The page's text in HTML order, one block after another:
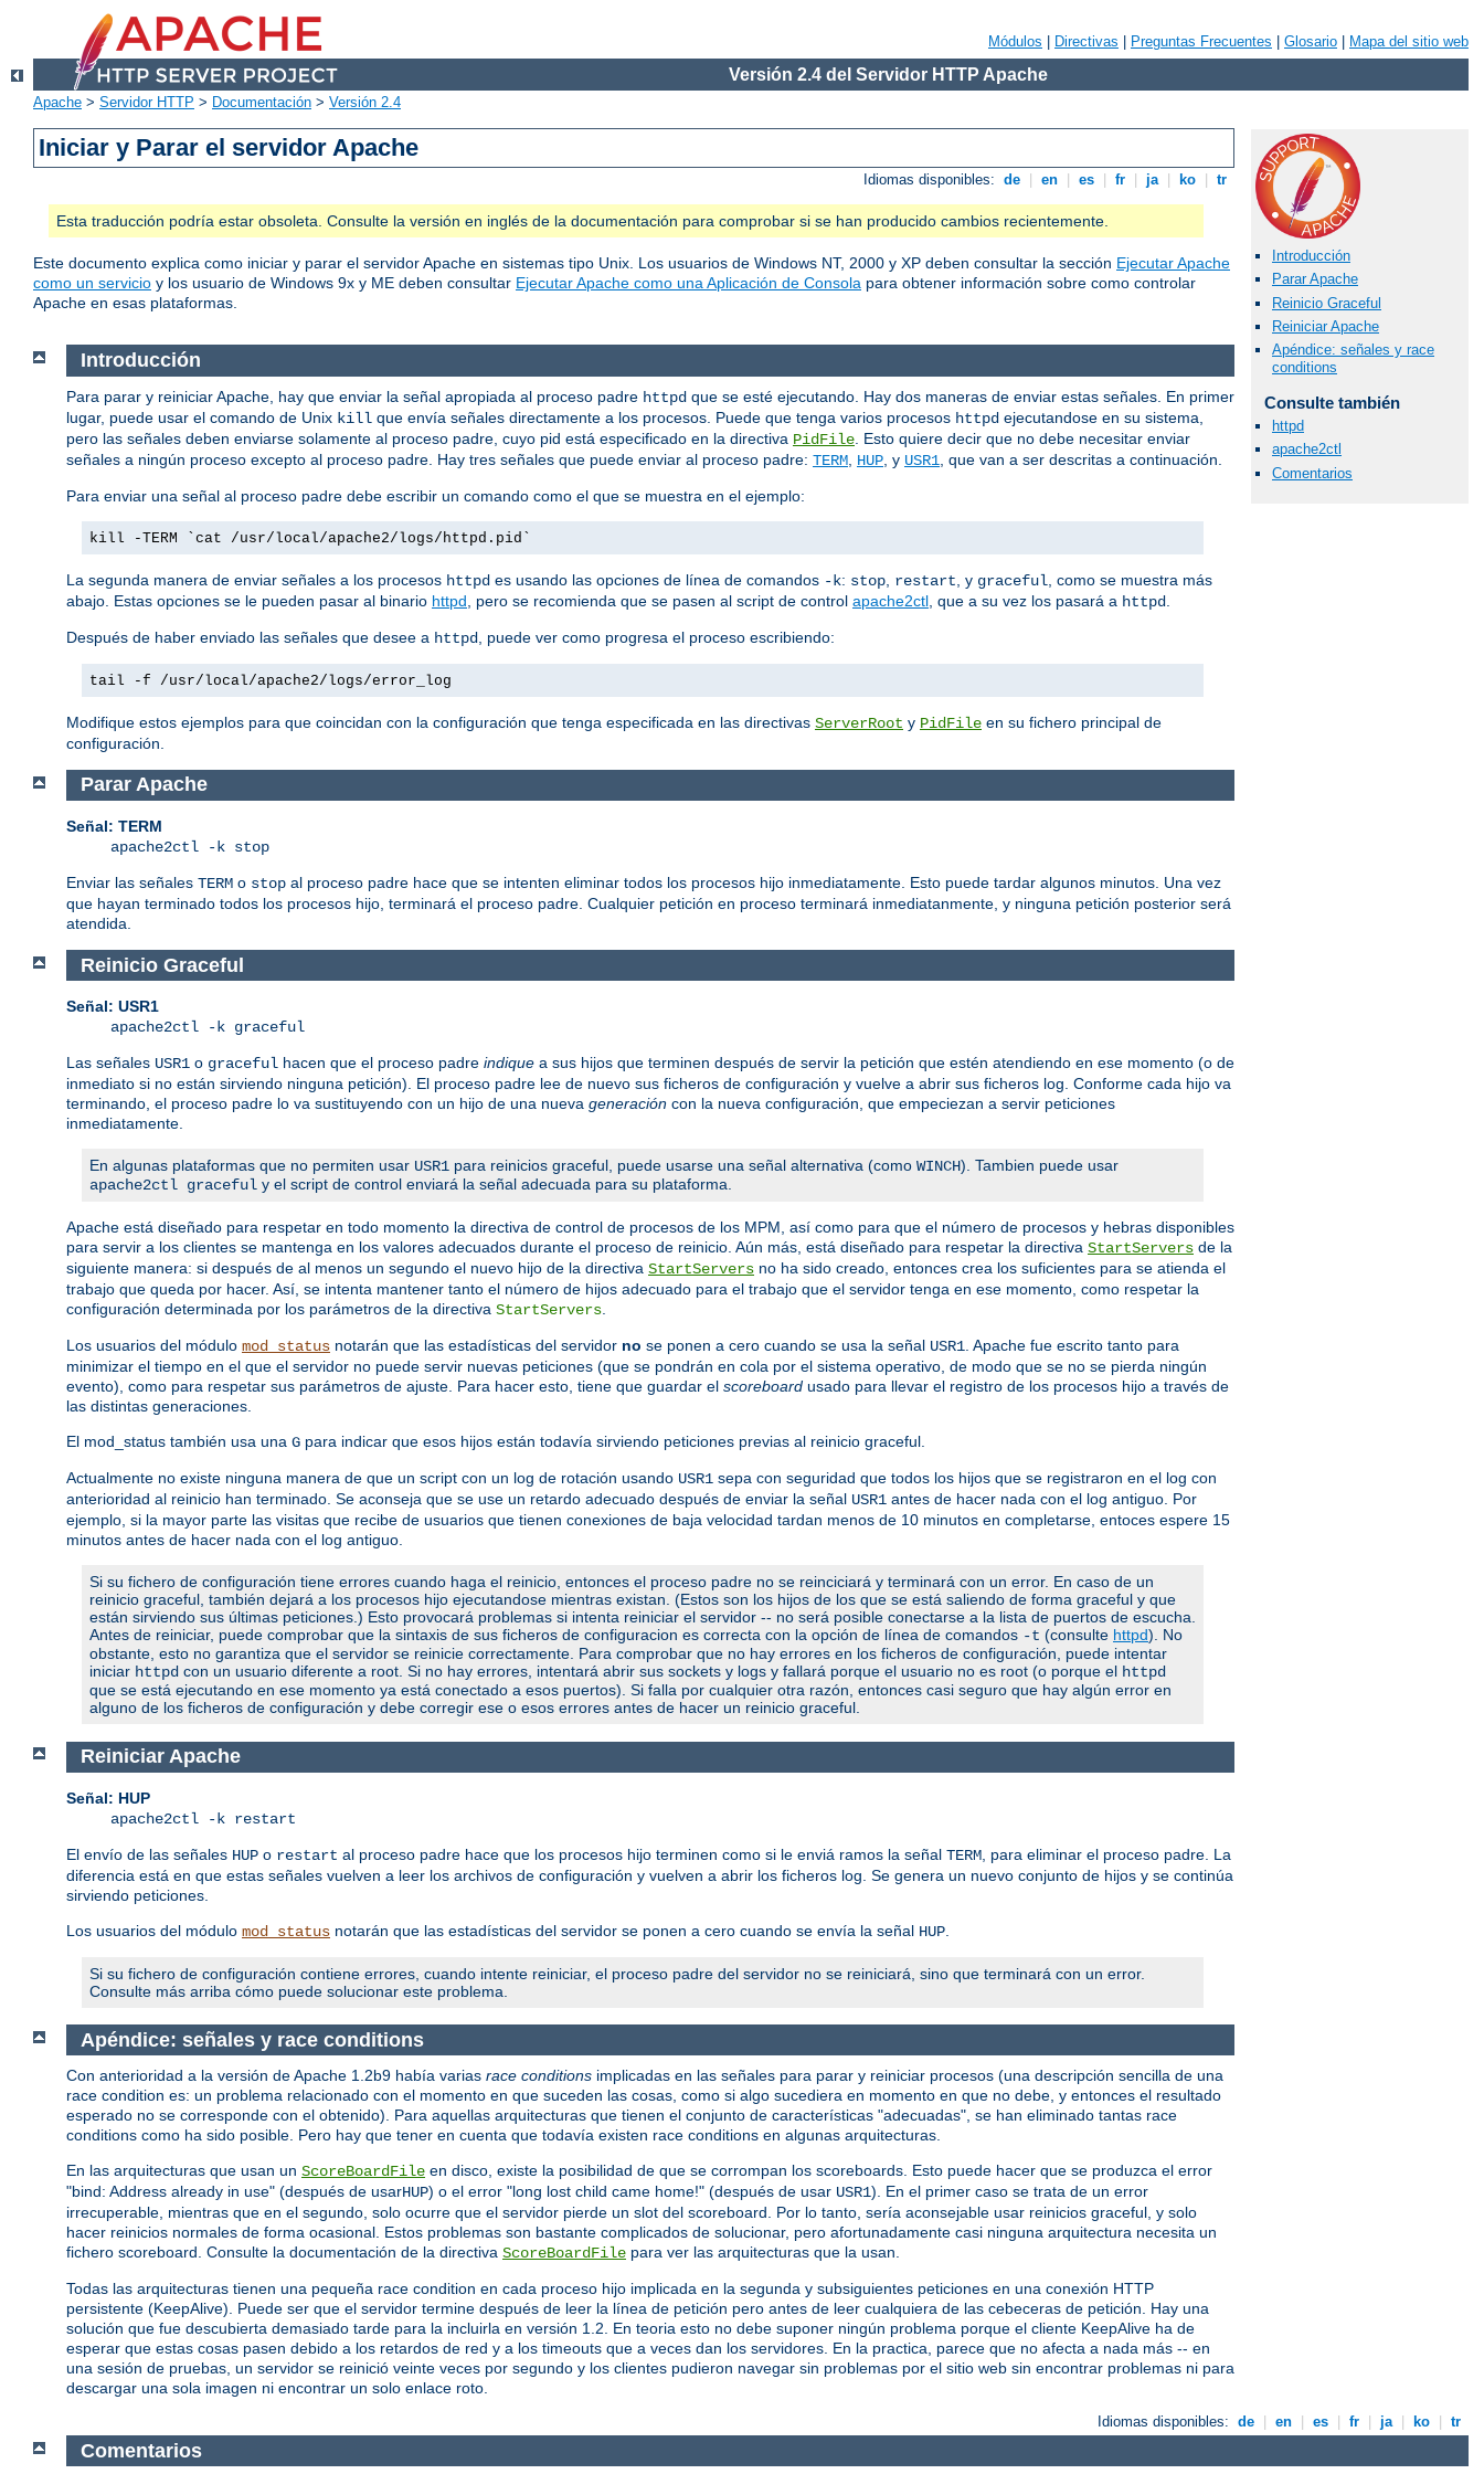
Módulos Directivas Preguntas Frecuentes Glosario Mapa del sitio web
Versión 2.4 del Servidor HTTP Apache
Apache > Servidor HTTP > Documentación > Versión 2.4
Iniciar y Parar el servidor Apache
Idiomas disponibles: de en es fr ja ko tr
Esta traducción podría estar obsoleta. Consulte la versión en inglés de la documentación para comprobar si se han producido cambios recientemente.
Este documento explica como iniciar y parar el servidor Apache en sistemas tipo Unix. Los usuarios de Windows NT, 2000 y XP deben consultar la sección Ejecutar Apache
como un servicio y los usuario de Windows 9x y ME deben consultar Ejecutar Apache como una Aplicación de Consola para obtener información sobre como controlar
Apache en esas plataformas.
Introducción
Parar Apache
Reinicio Graceful
Reiniciar Apache
Apéndice: señales y race
conditions
Consulte también
httpd
apache2ctl
Comentarios
Introducción
Para parar y reiniciar Apache, hay que enviar la señal apropiada al proceso padre httpd que se esté ejecutando. Hay dos maneras de enviar estas señales. En primer
lugar, puede usar el comando de Unix kill que envía señales directamente a los procesos. Puede que tenga varios procesos httpd ejecutandose en su sistema,
pero las señales deben enviarse solamente al proceso padre, cuyo pid está especificado en la directiva PidFile . Esto quiere decir que no debe necesitar enviar
señales a ningún proceso excepto al proceso padre. Hay tres señales que puede enviar al proceso padre: TERM HUP , y USR1 , que van a ser descritas a continuación.
Para enviar una señal al proceso padre debe escribir un comando como el que se muestra en el ejemplo:
kill -TERM `cat /usr/local/apache2/logs/httpd.pid`
La segunda manera de enviar señales a los procesos httpd es usando las opciones de línea de comandos -k: stop restart , y graceful , como se muestra más
abajo. Estas opciones se le pueden pasar al binario httpd , pero se recomienda que se pasen al script de control apache2ctl , que a su vez los pasará a httpd
Después de haber enviado las señales que desee a httpd , puede ver como progresa el proceso escribiendo:
tail -f /usr/local/apache2/logs/error_log
Modifique estos ejemplos para que coincidan con la configuración que tenga especificada en las directivas ServerRoot y PidFile en su fichero principal de
configuración.
Parar Apache
Señal: TERM
apache2ctl -k stop
Enviar las señales TERM o stop al proceso padre hace que se intenten eliminar todos los procesos hijo inmediatamente. Esto puede tardar algunos minutos. Una vez
que hayan terminado todos los procesos hijo, terminará el proceso padre. Cualquier petición en proceso terminará inmediatanmente, y ninguna petición posterior será
atendida.
Reinicio Graceful
Señal: USR1
apache2ctl -k graceful
Las señales USR1 o graceful hacen que el proceso padre indique a sus hijos que terminen después de servir la petición que estén atendiendo en ese momento (o de
inmediato si no están sirviendo ninguna petición). El proceso padre lee de nuevo sus ficheros de configuración y vuelve a abrir sus ficheros log. Conforme cada hijo va
terminando, el proceso padre lo va sustituyendo con un hijo de una nueva generación con la nueva configuración, que empeciezan a servir peticiones
inmediatamente.
En algunas plataformas que no permiten usar USR1 para reinicios graceful, puede usarse una señal alternativa (como WINCH). Tambien puede usar
apache2ctl graceful y el script de control enviará la señal adecuada para su plataforma.
Apache está diseñado para respetar en todo momento la directiva de control de procesos de los MPM, así como para que el número de procesos y hebras disponibles
para servir a los clientes se mantenga en los valores adecuados durante el proceso de reinicio. Aún más, está diseñado para respetar la directiva StartServers de la
siguiente manera: si después de al menos un segundo el nuevo hijo de la directiva StartServers no ha sido creado, entonces crea los suficientes para se atienda el
trabajo que queda por hacer. Así, se intenta mantener tanto el número de hijos adecuado para el trabajo que el servidor tenga en ese momento, como respetar la
configuración determinada por los parámetros de la directiva StartServers.
Los usuarios del módulo mod_status notarán que las estadísticas del servidor no se ponen a cero cuando se usa la señal USR1. Apache fue escrito tanto para
minimizar el tiempo en el que el servidor no puede servir nuevas peticiones (que se pondrán en cola por el sistema operativo, de modo que se no se pierda ningún
evento), como para respetar sus parámetros de ajuste. Para hacer esto, tiene que guardar el scoreboard usado para llevar el registro de los procesos hijo a través de
las distintas generaciones.
El mod_status también usa una G para indicar que esos hijos están todavía sirviendo peticiones previas al reinicio graceful.
Actualmente no existe ninguna manera de que un script con un log de rotación usando USR1 sepa con seguridad que todos los hijos que se registraron en el log con
anterioridad al reinicio han terminado. Se aconseja que se use un retardo adecuado después de enviar la señal USR1 antes de hacer nada con el log antiguo. Por
ejemplo, si la mayor parte las visitas que recibe de usuarios que tienen conexiones de baja velocidad tardan menos de 10 minutos en completarse, entoces espere 15
minutos antes de hacer nada con el log antiguo.
Si su fichero de configuración tiene errores cuando haga el reinicio, entonces el proceso padre no se reinciciará y terminará con un error. En caso de un
reinicio graceful, también dejará a los procesos hijo ejecutandose mientras existan. (Estos son los hijos de los que se está saliendo de forma graceful y que
están sirviendo sus últimas peticiones.) Esto provocará problemas si intenta reiniciar el servidor -- no será posible conectarse a la lista de puertos de escucha.
Antes de reiniciar, puede comprobar que la sintaxis de sus ficheros de configuracion es correcta con la opción de línea de comandos -t (consulte httpd). No
obstante, esto no garantiza que el servidor se reinicie correctamente. Para comprobar que no hay errores en los ficheros de configuración, puede intentar
iniciar httpd con un usuario diferente a root. Si no hay errores, intentará abrir sus sockets y logs y fallará porque el usuario no es root (o porque el httpd
que se está ejecutando en ese momento ya está conectado a esos puertos). Si falla por cualquier otra razón, entonces casi seguro que hay algún error en
alguno de los ficheros de configuración y debe corregir ese o esos errores antes de hacer un reinicio graceful.
Reiniciar Apache
Señal: HUP
apache2ctl -k restart
El envío de las señales HUP o restart al proceso padre hace que los procesos hijo terminen como si le enviá ramos la señal TERM , para eliminar el proceso padre. La
diferencia está en que estas señales vuelven a leer los archivos de configuración y vuelven a abrir los ficheros log. Se genera un nuevo conjunto de hijos y se continúa
sirviendo peticiones.
Los usuarios del módulo mod_status notarán que las estadísticas del servidor se ponen a cero cuando se envía la señal HUP
Si su fichero de configuración contiene errores, cuando intente reiniciar, el proceso padre del servidor no se reiniciará, sino que terminará con un error.
Consulte más arriba cómo puede solucionar este problema.
Apéndice: señales y race conditions
Con anterioridad a la versión de Apache 1.2b9 había varias race conditions implicadas en las señales para parar y reiniciar procesos (una descripción sencilla de una
race condition es: un problema relacionado con el momento en que suceden las cosas, como si algo sucediera en momento en que no debe, y entonces el resultado
esperado no se corresponde con el obtenido). Para aquellas arquitecturas que tienen el conjunto de características "adecuadas", se han eliminado tantas race
conditions como ha sido posible. Pero hay que tener en cuenta que todavía existen race conditions en algunas arquitecturas.
En las arquitecturas que usan un ScoreBoardFile en disco, existe la posibilidad de que se corrompan los scoreboards. Esto puede hacer que se produzca el error
"bind: Address already in use" (después de usarHUP) o el error "long lost child came home!" (después de usar USR1). En el primer caso se trata de un error
irrecuperable, mientras que en el segundo, solo ocurre que el servidor pierde un slot del scoreboard. Por lo tanto, sería aconsejable usar reinicios graceful, y solo
hacer reinicios normales de forma ocasional. Estos problemas son bastante complicados de solucionar, pero afortunadamente casi ninguna arquitectura necesita un
fichero scoreboard. Consulte la documentación de la directiva ScoreBoardFile para ver las arquitecturas que la usan.
Todas las arquitecturas tienen una pequeña race condition en cada proceso hijo implicada en la segunda y subsiguientes peticiones en una conexión HTTP
persistente (KeepAlive). Puede ser que el servidor termine después de leer la línea de petición pero antes de leer cualquiera de las cebeceras de petición. Hay una
solución que fue descubierta demasiado tarde para la incluirla en versión 1.2. En teoria esto no debe suponer ningún problema porque el cliente KeepAlive ha de
esperar que estas cosas pasen debido a los retardos de red y a los timeouts que a veces dan los servidores. En la practica, parece que no afecta a nada más -- en
una sesión de pruebas, un servidor se reinició veinte veces por segundo y los clientes pudieron navegar sin problemas por el sitio web sin encontrar problemas ni para
descargar una sola imagen ni encontrar un solo enlace roto.
Idiomas disponibles: de en es fr ja ko tr
Comentarios